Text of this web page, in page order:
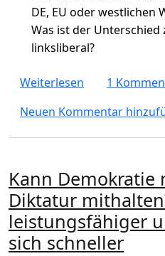
DE, EU oder westlichen
Was ist der
linksliberal?
Weiterlesen über Wer ist
1
Neuen Kommentar
Kann
Diktatur
leistungsfähiger
sich schneller